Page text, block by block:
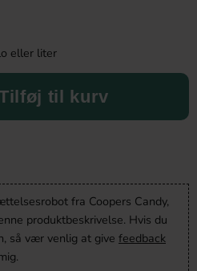
eller liter
til kurv
fra Coopers Candy,
produktbeskrivelse. Hvis du
så vær venlig at give feedback